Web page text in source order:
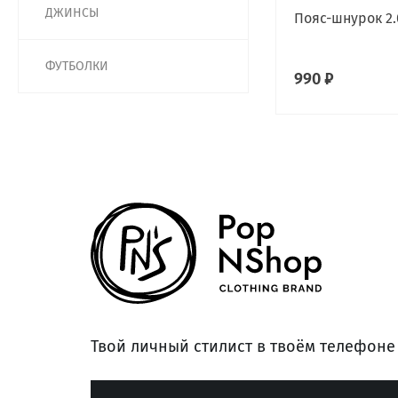
ДЖИНСЫ
ФУТБОЛКИ
Пояс-шнурок
990 ₽
Твой личный стилист в твоём телефоне